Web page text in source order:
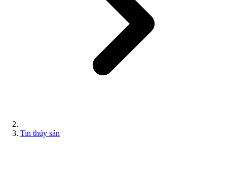
Tin thủy sản